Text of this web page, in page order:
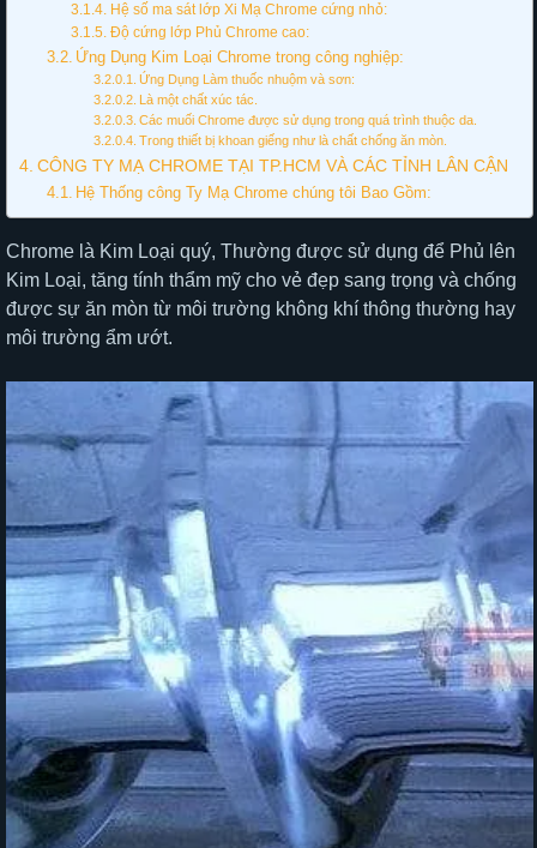
Hệ số ma sát lớp Xi Mạ Chrome cứng nhỏ:
Độ cứng lớp Phủ Chrome cao:
Ứng Dụng Kim Loại Chrome trong công nghiệp:
Ứng Dụng Làm thuốc nhuộm và sơn:
Là một chất xúc tác.
Các muối Chrome được sử dụng trong quá trình thuộc da.
Trong thiết bị khoan giếng như là chất chống ăn mòn.
CÔNG TY MẠ CHROME TẠI TP.HCM VÀ CÁC TỈNH LÂN CẬN
Hệ Thống công Ty Mạ Chrome chúng tôi Bao Gồm:
Chrome là Kim Loại quý, Thường được sử dụng để Phủ lên
Kim Loại, tăng tính thẩm mỹ cho vẻ đẹp sang trọng và chống
được sự ăn mòn từ môi trường không khí thông thường hay
môi trường ẩm ướt.